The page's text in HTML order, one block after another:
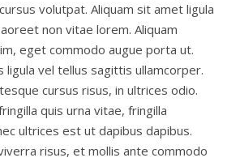
volutpat. Aliquam sit amet ligula
non vitae lorem. Aliquam
eget commodo augue porta ut.
ligula vel tellus sagittis ullamcorper.
cursus risus, in ultrices odio.
quis urna vitae, fringilla
ultrices est ut dapibus dapibus.
risus, et mollis ante commodo